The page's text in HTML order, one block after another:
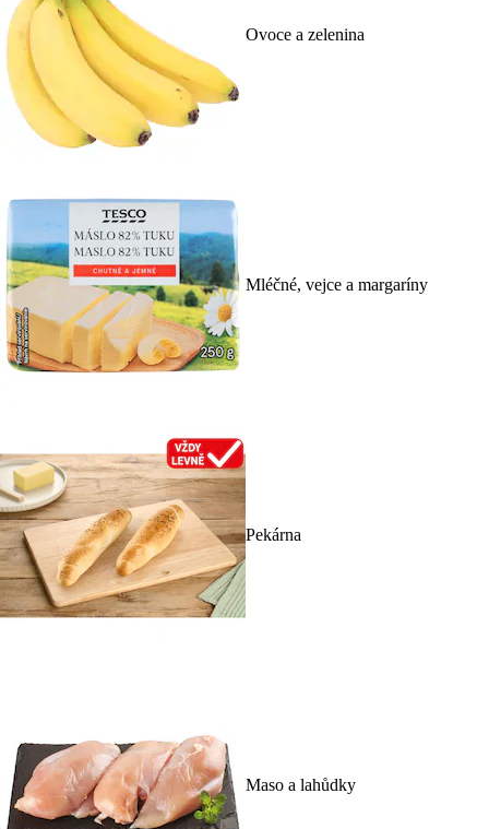
Ovoce a zelenina
Mléčné, vejce a margaríny
Pekárna
Maso a lahůdky